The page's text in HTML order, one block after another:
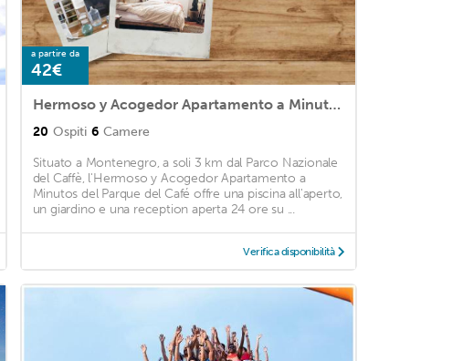
a partire da
42€
Hermoso y Acogedor Apartamento a Minutos del Parque del Café
20 Ospiti 6 Camere
Situato a Montenegro, a soli 3 km dal Parco Nazionale
del Caffè, l'Hermoso y Acogedor Apartamento a
Minutos del Parque del Café offre una piscina all'aperto,
un giardino e una reception aperta 24 ore su ...
Verifica disponibilità